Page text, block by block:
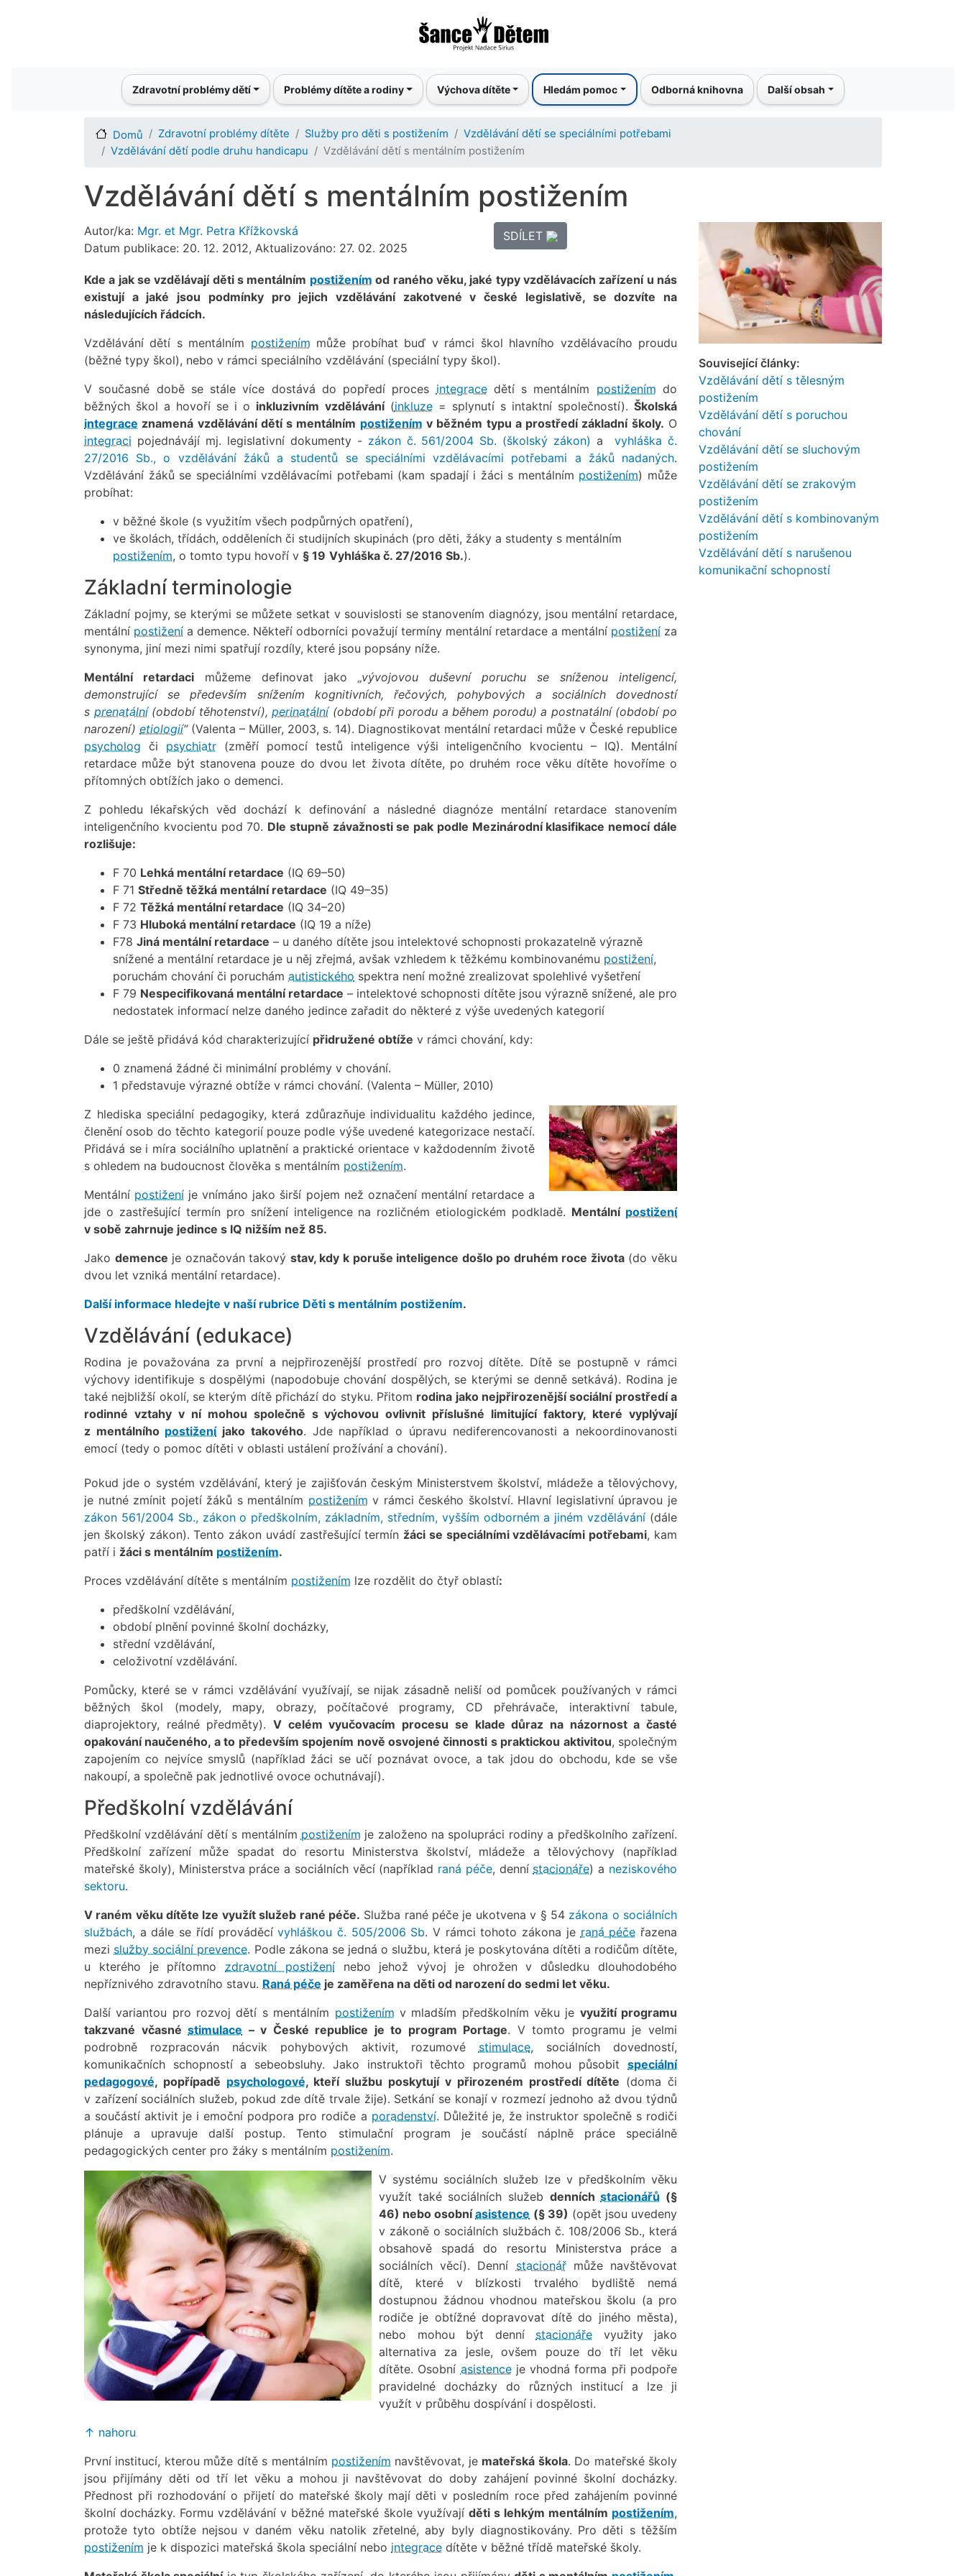
k
hlavnímu
Main navigationZdravotní problémy dětí Problémy dítěte a rodiny Výchova dítěte Hledám pomoc Odborná knihovna Další obsah
Domů Zdravotní problémy dítěte Služby pro děti s postižením
Vzdělávání dětí se speciálními potřebami
Vzdělávání dětí podle druhu handicapu
Vzdělávání dětí s mentálním postižením
Vzdělávání dětí s mentálním postižením
Autor/ka: Mgr. et Mgr. Petra Křížkovská
Datum publikace: 20. 12. 2012, Aktualizováno: 27. 02. 2025
SDÍLET
Kde a jak se vzdělávají děti s mentálním postižením od raného věku, jaké typy vzdělávacích zařízení u nás
existují a jaké jsou podmínky pro jejich vzdělávání zakotvené v české legislativě, se dozvíte na
následujících řádcích.
Vzdělávání dětí s mentálním postižením může probíhat buď v rámci škol hlavního vzdělávacího proudu
(běžné typy škol), nebo v rámci speciálního vzdělávání (speciální typy škol).
V současné době se stále více dostává do popředí proces integracedětí s mentálním postižením do
běžných škol a hovoří se i o inkluzivním vzdělávání(inkluze= splynutí s intaktní společností).Školská
integrace znamená vzdělávání dětí s mentálním postižením v běžném typu a prostředí základní školy. O
integraci pojednávájí mj. legislativní dokumenty - zákon č. 561/2004 Sb. (školský zákon) avyhláška č.
27/2016 Sb., o vzdělávání žáků a studentů se speciálními vzdělávacími potřebami a žáků nadaných.
Vzdělávání žáků se speciálními vzdělávacími potřebami (kam spadají i žáci s mentálním postižením) může
probíhat:
v běžné škole (s využitím všech podpůrných opatření),
ve školách, třídách, odděleních či studijních skupinách (pro děti, žáky a studenty s mentálním
postižením, o tomto typu hovoří v § 19 Vyhláška č. 27/2016 Sb.).
Základní terminologie
Základní pojmy, se kterými se můžete setkat v souvislosti se stanovením diagnózy, jsou mentální retardace,
mentální postižení a demence. Někteří odborníci považují termíny mentální retardace a mentální postižení za
synonyma, jiní mezi nimi spatřují rozdíly, které jsou popsány níže.
Mentální retardaci můžeme definovat jako „vývojovou duševní poruchu se sníženou inteligencí,
demonstrující se především snížením kognitivních, řečových, pohybových a sociálních dovedností
s prenatální(období těhotenství),perinatální(období při porodu a během porodu) a postnatální (období po
narození) etiologií“(Valenta – Müller, 2003, s. 14). Diagnostikovat mentální retardaci může v České republice
psycholog či psychiatr(změří pomocí testů inteligence výši inteligenčního kvocientu – IQ). Mentální
retardace může být stanovena pouze do dvou let života dítěte, po druhém roce věku dítěte hovoříme o
přítomných obtížích jako o demenci.
Z pohledu lékařských věd dochází k definování a následné diagnóze mentální retardace stanovením
inteligenčního kvocientu pod 70. Dle stupně závažnosti se pak podle Mezinárodní klasifikace nemocí dále
rozlišuje:
F 70 Lehká mentální retardace (IQ 69–50)
F 71 Středně těžká mentální retardace (IQ 49–35)
F 72 Těžká mentální retardace (IQ 34–20)
F 73 Hluboká mentální retardace (IQ 19 a níže)
F78 Jiná mentální retardace – u daného dítěte jsou intelektové schopnosti prokazatelně výrazně
snížené a mentální retardace je u něj zřejmá, avšak vzhledem k těžkému kombinovanému postižení,
poruchám chování či poruchám autistického spektra není možné zrealizovat spolehlivé vyšetření
F 79 Nespecifikovaná mentální retardace – intelektové schopnosti dítěte jsou výrazně snížené, ale pro
nedostatek informací nelze daného jedince zařadit do některé z výše uvedených kategorií
Dále se ještě přidává kód charakterizující přidružené obtíže v rámci chování, kdy:
0 znamená žádné či minimální problémy v chování.
1 představuje výrazné obtíže v rámci chování. (Valenta – Müller, 2010)
Z hlediska speciální pedagogiky, která zdůrazňuje individualitu každého jedince,
členění osob do těchto kategorií pouze podle výše uvedené kategorizace nestačí.
Přidává se i míra sociálního uplatnění a praktické orientace v každodenním životě
s ohledem na budoucnost člověka s mentálním postižením.
Mentální postižení je vnímáno jako širší pojem než označení mentální retardace a
jde o zastřešující termín pro snížení inteligence na rozličném etiologickém podkladě. Mentální postižení
v sobě zahrnuje jedince s IQ nižším než 85.
Jako demence je označován takový stav, kdy k poruše inteligence došlo po druhém roce života(do věku
dvou let vzniká mentální retardace).
Další informace hledejte v naší rubrice Děti s mentálním postižením.
Vzdělávání (edukace)
Rodina je považována za první a nejpřirozenější prostředí pro rozvoj dítěte. Dítě se postupně v rámci
výchovy identifikuje s dospělými (napodobuje chování dospělých, se kterými se denně setkává). Rodina je
také nejbližší okolí, se kterým dítě přichází do styku. Přitom rodina jako nejpřirozenější sociální prostředí a
rodinné vztahy v ní mohou společně s výchovou ovlivnit příslušné limitující faktory, které vyplývají
z mentálního postiženíjako takového. Jde například o úpravu nediferencovanosti a nekoordinovanosti
emocí (tedy o pomoc dítěti v oblasti ustálení prožívání a chování).
Pokud jde o systém vzdělávání, který je zajišťován českým Ministerstvem školství, mládeže a tělovýchovy,
je nutné zmínit pojetí žáků s mentálním postižením v rámci českého školství. Hlavní legislativní úpravou je
zákon 561/2004 Sb., zákon o předškolním, základním, středním, vyšším odborném a jiném vzdělávání (dále
jen školský zákon). Tento zákon uvádí zastřešující termín žáci se speciálními vzdělávacími potřebami, kam
patří i žáci s mentálním postižením.
Proces vzdělávání dítěte s mentálním postižením lze rozdělit do čtyř oblastí:
předškolní vzdělávání,
období plnění povinné školní docházky,
střední vzdělávání,
celoživotní vzdělávání.
Pomůcky, které se v rámci vzdělávání využívají, se nijak zásadně neliší od pomůcek používaných v rámci
běžných škol (modely, mapy, obrazy, počítačové programy, CD přehrávače, interaktivní tabule,
diaprojektory, reálné předměty).V celém vyučovacím procesu se klade důraz na názornost a časté
opakování naučeného, a to především spojením nově osvojené činnosti s praktickou aktivitou, společným
zapojením co nejvíce smyslů (například žáci se učí poznávat ovoce, a tak jdou do obchodu, kde se vše
nakoupí, a společně pak jednotlivé ovoce ochutnávají).
Předškolní vzdělávání
Předškolní vzdělávání dětí s mentálním postižením je založeno na spolupráci rodiny a předškolního zařízení.
Předškolní zařízení může spadat do resortu Ministerstva školství, mládeže a tělovýchovy (například
mateřské školy), Ministerstva práce a sociálních věcí (například raná péče, denní stacionáře) a neziskového
sektoru.
V raném věku dítěte lze využít služeb rané péče. Služba rané péče je ukotvena v § 54 zákona o sociálních
službách, a dále se řídí prováděcívyhláškou č. 505/2006 Sb. V rámci tohoto zákona je raná péče řazena
mezi služby sociální prevence. Podle zákona se jedná o službu, která je poskytována dítěti a rodičům dítěte,
u kterého je přítomno zdravotní postiženínebo jehož vývoj je ohrožen v důsledku dlouhodobého
nepříznivého zdravotního stavu. Raná péče je zaměřena na děti od narození do sedmi let věku.
Další variantou pro rozvoj dětí s mentálním postižením v mladším předškolním věku je využití programu
takzvané včasnéstimulace – v České republice je to program Portage. V tomto programu je velmi
podrobně rozpracován nácvik pohybových aktivit, rozumové stimulace, sociálních dovedností,
komunikačních schopností a sebeobsluhy. Jako instruktoři těchto programů mohou působit speciální
pedagogové, popřípadě psychologové, kteří službu poskytují v přirozeném prostředí dítěte (doma či
v zařízení sociálních služeb, pokud zde dítě trvale žije). Setkání se konají v rozmezí jednoho až dvou týdnů
a součástí aktivit je i emoční podpora pro rodiče a poradenství. Důležité je, že instruktor společně s rodiči
plánuje a upravuje další postup. Tento stimulační program je součástí náplně práce speciálně
pedagogických center pro žáky s mentálním postižením.
Obrázek
V systému sociálních služeb lze v předškolním věku
využít také sociálních služeb denníchstacionářů (§
46) nebo osobníasistence (§ 39) (opět jsou uvedeny
v zákoně o sociálních službách č. 108/2006 Sb., která
obsahově spadá do resortu Ministerstva práce a
sociálních věcí). Denní stacionářmůže navštěvovat
dítě, které v blízkosti trvalého bydliště nemá
dostupnou žádnou vhodnou mateřskou školu (a pro
rodiče je obtížné dopravovat dítě do jiného města),
nebo mohou být denní stacionáře využity jako
alternativa za jesle, ovšem pouze do tří let věku
dítěte. Osobní asistenceje vhodná forma při podpoře
pravidelné docházky do různých institucí a lze ji
využít v průběhu dospívání i dospělosti.
↑ nahoru
První institucí, kterou může dítě s mentálním postižením navštěvovat, je mateřská škola. Do mateřské školy
jsou přijímány děti od tří let věku a mohou ji navštěvovat do doby zahájení povinné školní docházky.
Přednost při rozhodování o přijetí do mateřské školy mají děti v posledním roce před zahájením povinné
školní docházky. Formu vzdělávání v běžné mateřské škole využívají děti s lehkým mentálním postižením,
protože tyto obtíže nejsou v daném věku natolik zřetelné, aby byly diagnostikovány. Pro děti s těžším
postižením je k dispozici mateřská škola speciální nebo integrace dítěte v běžné třídě mateřské školy.
Související články:
Vzdělávání dětí s tělesným
postižením
Vzdělávání dětí s poruchou
chování
Vzdělávání dětí se sluchovým
postižením
Vzdělávání dětí se zrakovým
postižením
Vzdělávání dětí s kombinovaným
postižením
Vzdělávání dětí s narušenou
komunikační schopností